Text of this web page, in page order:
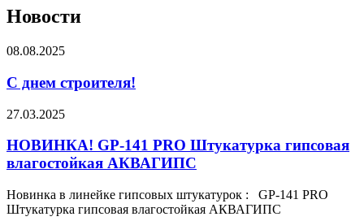
Новости
08.08.2025
С днем строителя!
27.03.2025
НОВИНКА! GP-141 PRO Штукатурка гипсовая
влагостойкая АКВАГИПС
Новинка в линейке гипсовых штукатурок : GP-141 PRO
Штукатурка гипсовая влагостойкая АКВАГИПС